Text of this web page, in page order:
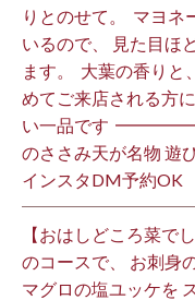
りとのせて。 ⁡ マヨ
いるので、 見た目ほ
ます。 ⁡ 大葉の香りと
めてご来店される方
い一品です️
のささみ天が名物 遊
インスタDM予約OK ⁡
【おはしどころ菜で
のコースで、 お刺身
マグロの塩ユッケを